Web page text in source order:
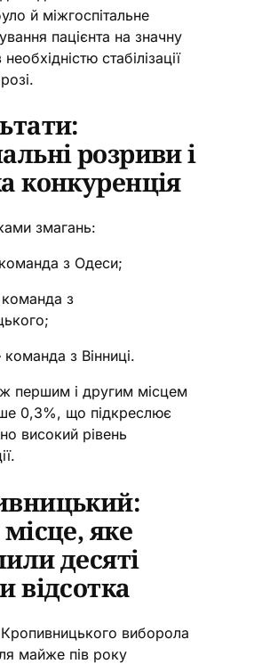
й міжгоспітальне
пацієнта на значну
необхідністю стабілізації
розриви і
конкуренція
змагань:
з Одеси;
команда з
команда з Вінниці.
першим і другим місцем
0,3%, що підкреслює
високий рівень
яке
десяті
відсотка
виборола
майже пів року